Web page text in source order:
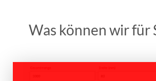
Was können wir für